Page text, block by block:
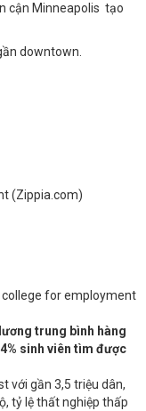
cận Minneapolis tạo
downtown.
(Zippia.com)
college for employment
trung bình hàng
sinh viên tìm được
với gần 3,5 triệu dân,
tỷ lệ thất nghiệp thấp